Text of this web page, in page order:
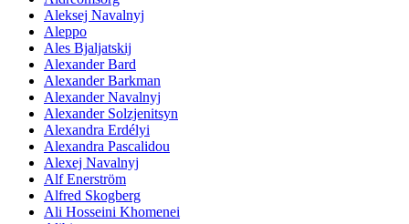
Aleksej Navalnyj
Aleppo
Ales Bjaljatskij
Alexander Bard
Alexander Barkman
Alexander Navalnyj
Alexander Solzjenitsyn
Alexandra Erdélyi
Alexandra Pascalidou
Alexej Navalnyj
Alf Enerström
Alfred Skogberg
Ali Hosseini Khomenei